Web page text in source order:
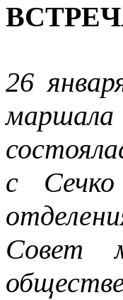
26
маршала
с Сечко
Совет